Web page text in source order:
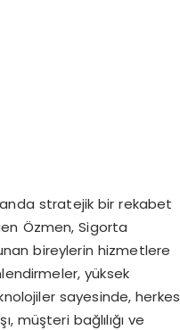
stratejik bir rekabet
Özmen, Sigorta
bireylerin hizmetlere
yüksek
sayesinde, herkes
müşteri bağlılığı ve